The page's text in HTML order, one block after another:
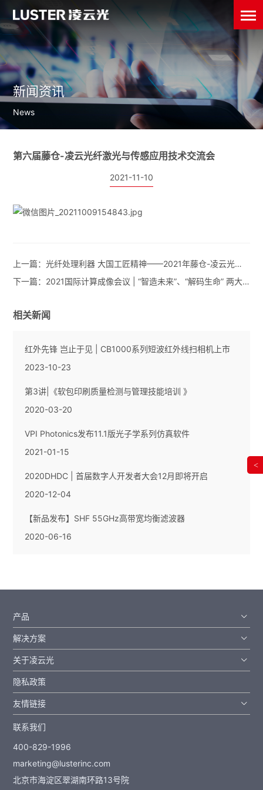
新闻资讯
News
第六届藤仓-凌云光纤激光与传感应用技术交流会
2021-11-10
上一篇：光纤处理利器 大国工匠精神——2021年藤仓-凌云光第六届光纤激光与传感应用技术交流会圆满收官！
下一篇： 2021国际计算成像会议 | “智造未来”、“解码生命” 两大产业论坛诚邀您的到来！
相关新闻
红外先锋 岂止于见 | CB1000系列短波红外线扫相机上市
2023-10-23
第3讲|《软包印刷质量检测与管理技能培训 》
2020-03-20
VPI Photonics发布11.1版光子学系列仿真软件
2021-01-15
2020DHDC | 首届数字人开发者大会12月即将开启
2020-12-04
【新品发布】SHF 55GHz高带宽均衡滤波器
2020-06-16
产品
解决方案
关于凌云光
隐私政策
友情链接
联系我们
400-829-1996
marketing@lusterinc.com
北京市海淀区翠湖南环路13号院
<